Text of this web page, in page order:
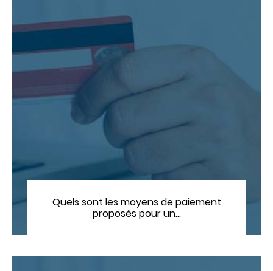
Quels sont les moyens de paiement
proposés pour un…